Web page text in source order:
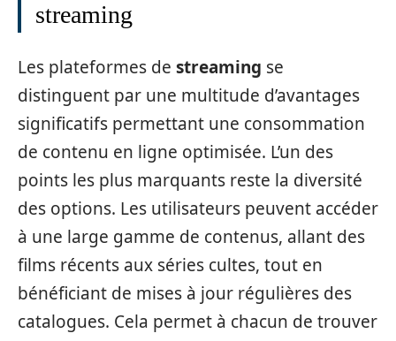
streaming
Les plateformes de streaming se
distinguent par une multitude d’avantages
significatifs permettant une consommation
de contenu en ligne optimisée. L’un des
points les plus marquants reste la diversité
des options. Les utilisateurs peuvent accéder
à une large gamme de contenus, allant des
films récents aux séries cultes, tout en
bénéficiant de mises à jour régulières des
catalogues. Cela permet à chacun de trouver